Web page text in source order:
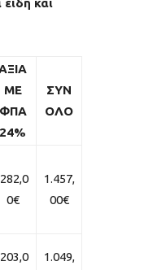
και
ΜΕ
ΦΠΑ
24%
ΣΥΝ
ΟΛΟ
282,0
0€
1.457,
00€
203,0
1.049,